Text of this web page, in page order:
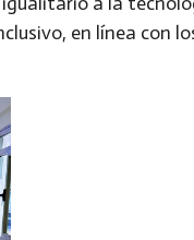
en línea con